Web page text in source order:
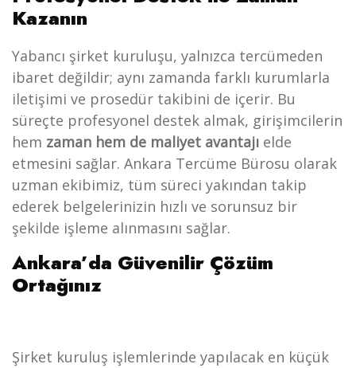
Kazanın
Yabancı şirket kuruluşu, yalnızca tercümeden
ibaret değildir; aynı zamanda farklı kurumlarla
iletişimi ve prosedür takibini de içerir. Bu
süreçte profesyonel destek almak, girişimcilerin
hem zaman hem de maliyet avantajı elde
etmesini sağlar. Ankara Tercüme Bürosu olarak
uzman ekibimiz, tüm süreci yakından takip
ederek belgelerinizin hızlı ve sorunsuz bir
şekilde işleme alınmasını sağlar.
Ankara’da Güvenilir Çözüm
Ortağınız
Şirket kuruluş işlemlerinde yapılacak en küçük